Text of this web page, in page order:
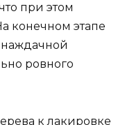
при этом
конечном этапе
наждачной
ровного
к лакировке